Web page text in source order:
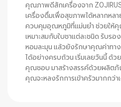
คุณภาพดีสักเครื่องจาก
เครื่องดื่มเพื่อสุขภาพได้หลากหล
ควบคุมอุณหภูมิที่แม่นยำ ช่วยให้
เหมาะสมกับใบชาแต่ละชนิด รับร
หอมละมุน แล้วยังรักษาคุณค่าทาง
ได้อย่างครบถ้วน เริ่มเลยวันนี้ ด้ว
คุณชอบ มาสร้างสรรค์ด้วยผลิตภั
คุณจะหลงรักการเข้าครัวมากกว่า